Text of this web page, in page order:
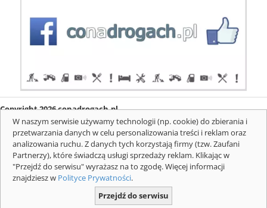
Copyright 2026 conadrogach.pl
O firmie
Redakcja Regulamin
Informacje o cookies
Mapa serwisu
Komunikaty
W naszym serwisie używamy technologii (np. cookie) do zbierania i
przetwarzania danych w celu personalizowania treści i reklam oraz
analizowania ruchu. Z danych tych korzystają firmy (tzw. Zaufani
Partnerzy), które świadczą usługi sprzedaży reklam. Klikając w
"Przejdź do serwisu" wyrażasz na to zgodę. Więcej informacji
znajdziesz w Polityce Prywatności.
Przejdź do serwisu